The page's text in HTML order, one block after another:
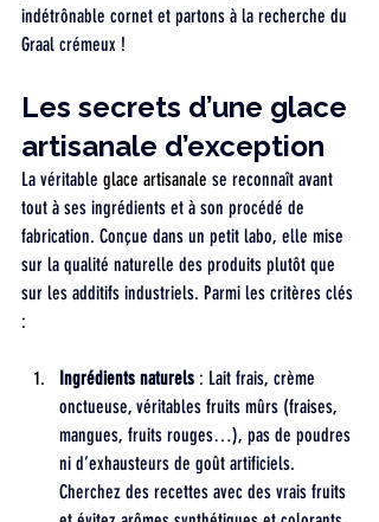
indétrônable cornet et partons à la recherche du
Graal crémeux !
Les secrets d’une glace
artisanale d’exception
La véritable glace artisanale se reconnaît avant
tout à ses ingrédients et à son procédé de
fabrication. Conçue dans un petit labo, elle mise
sur la qualité naturelle des produits plutôt que
sur les additifs industriels. Parmi les critères clés
:
Ingrédients naturels : Lait frais, crème
onctueuse, véritables fruits mûrs (fraises,
mangues, fruits rouges…), pas de poudres
ni d’exhausteurs de goût artificiels.
Cherchez des recettes avec des vrais fruits